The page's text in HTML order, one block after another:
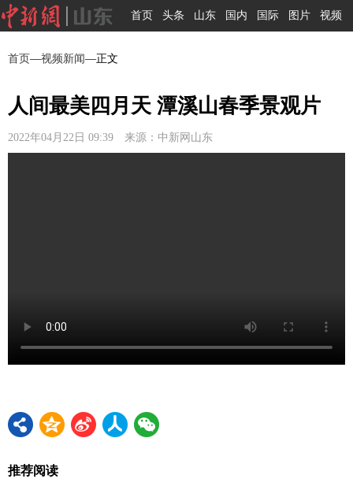
首页 头条 山东 国内 国际 图片 视频
首页—视频新闻—正文
人间最美四月天 潭溪山春季景观片
2022年04月22日 09:39 来源：中新网山东
推荐阅读